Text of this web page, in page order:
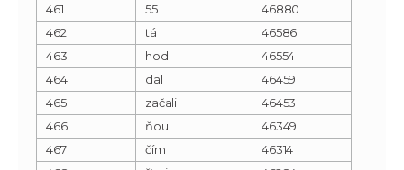
461
55
46880
462
tá
46586
463
hod
46554
464
dal
46459
465
začali
46453
466
ňou
46349
467
čím
46314